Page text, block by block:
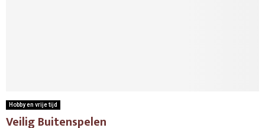
Hobby en vrije tijd
Veilig Buitenspelen